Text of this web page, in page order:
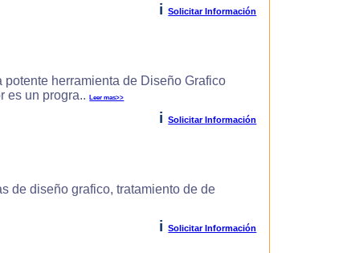
i Solicitar Información
herramienta de Diseño Grafico
es un progra..Leer mas>>
i Solicitar Información
de diseño grafico, tratamiento de de
i Solicitar Información